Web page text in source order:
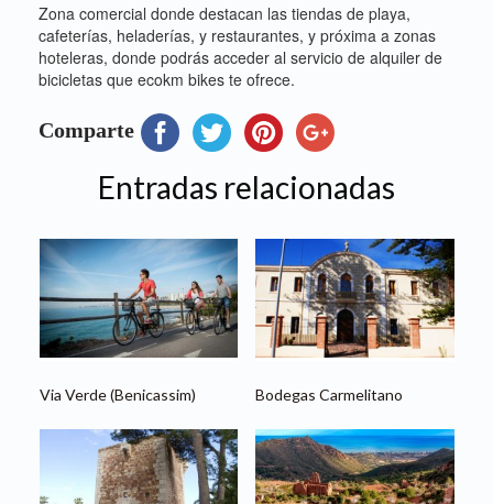
Zona comercial donde destacan las tiendas de playa,
cafeterías, heladerías, y restaurantes, y próxima a zonas
hoteleras, donde podrás acceder al servicio de alquiler de
bicicletas que ecokm bikes te ofrece.
Comparte
Entradas relacionadas
Via Verde (Benicassim) Bodegas Carmelitano